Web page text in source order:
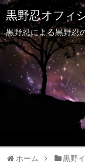
黒野忍オフィ
黒野忍による黒野忍
ホーム 黒野